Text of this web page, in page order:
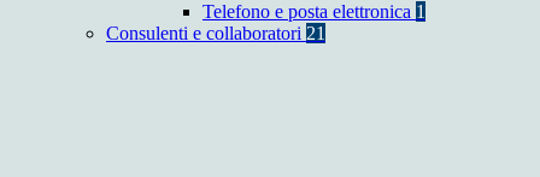
Telefono e posta elettronica 1
Consulenti e collaboratori 21